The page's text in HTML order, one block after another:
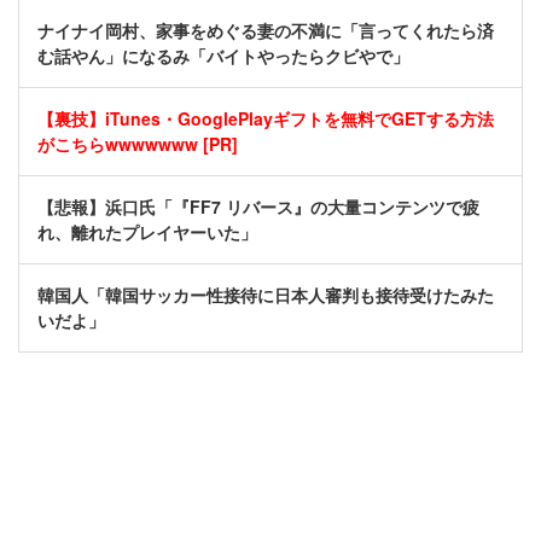
ナイナイ岡村、家事をめぐる妻の不満に「言ってくれたら済
む話やん」になるみ「バイトやったらクビやで」
【裏技】iTunes・GooglePlayギフトを無料でGETする方法
がこちらwwwwwww [PR]
【悲報】浜口氏「『FF7 リバース』の大量コンテンツで疲
れ、離れたプレイヤーいた」
韓国人「韓国サッカー性接待に日本人審判も接待受けたみた
いだよ」